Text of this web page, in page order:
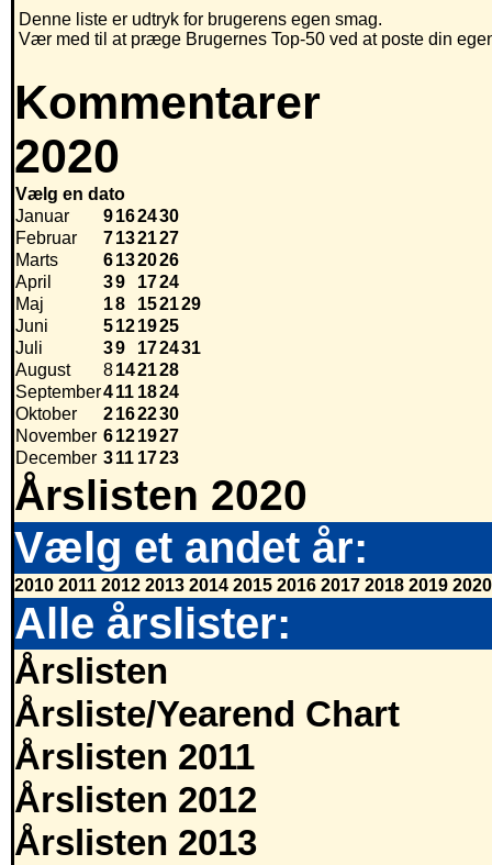
Denne liste er udtryk for brugerens egen smag.
Vær med til at præge Brugernes Top-50 ved at poste din
Kommentarer
2020
Vælg en dato
Januar
9162430
Februar
7132127
Marts
6132026
April
39 1724
Maj
18 152129
Juni
5121925
Juli
39 172431
August
8142128
September411 1824
Oktober
2162230
November 6121927
December 311 1723
Årslisten 2020
Vælg et andet år:
2010 2011 2012 2013 2014 2015 2016 2017 2018 2019 2020
Alle årslister:
Årslisten
Årsliste/Yearend Chart
Årslisten 2011
Årslisten 2012
Årslisten 2013